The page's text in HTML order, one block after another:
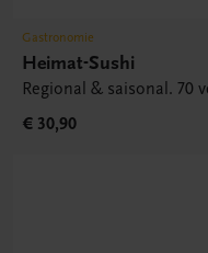
Gastronomie
Heimat-Sushi
Regional & saisonal. 70
€ 30,90